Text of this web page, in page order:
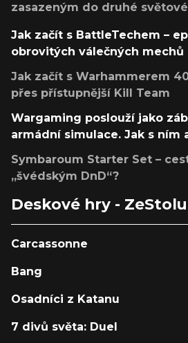
zasazeným do druhé
Jak začít s BattleTechem –
obrovitých válečných mechů
Jak začít s Warhammerem
přes přístupnější Kill Team
Wargaming poslouží jako
armádní simulace. Jak s ním
Symbaroum Starter Set –
„švédským DnD“?
Deskové hry -
Carcassonne
Bang
Osadníci z Katanu
7 divů světa: Duel